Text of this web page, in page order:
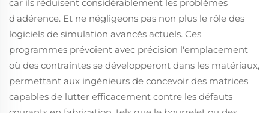
car ils réduisent considérablement les problèmes
d'adérence. Et ne négligeons pas non plus le rôle des
logiciels de simulation avancés actuels. Ces
programmes prévoient avec précision l'emplacement
où des contraintes se développeront dans les matériaux,
permettant aux ingénieurs de concevoir des matrices
capables de lutter efficacement contre les défauts